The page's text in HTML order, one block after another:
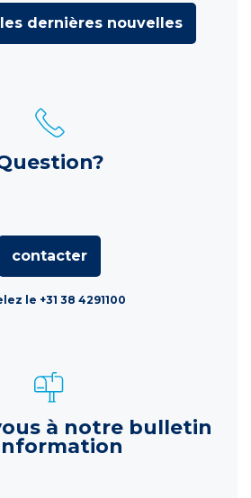
dernières nouvelles
contacter
le +31 38 4291100
à notre bulletin